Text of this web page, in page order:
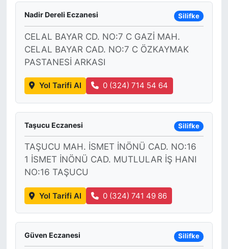
Nadir Dereli Eczanesi Silifke
CELAL BAYAR CD. NO:7 C GAZİ MAH.
CELAL BAYAR CAD. NO:7 C ÖZKAYMAK
PASTANESİ ARKASI
Yol Tarifi Al 0 (324) 714 54 64
Taşucu Eczanesi Silifke
TAŞUCU MAH. İSMET İNÖNÜ CAD. NO:16
1 İSMET İNÖNÜ CAD. MUTLULAR İŞ HANI
NO:16 TAŞUCU
Yol Tarifi Al 0 (324) 741 49 86
Güven Eczanesi Silifke